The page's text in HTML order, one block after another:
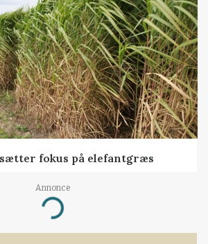
fokus på elefantgræs
Annonce
Loading...